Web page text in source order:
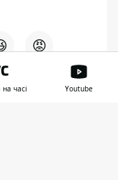
😡
на часі Youtube